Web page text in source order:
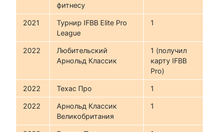
фитнесу
2021
Турнир IFBB Elite Pro
League
1
2022
Любительский
Арнольд Классик
1 (получил
карту IFBB
Pro)
2022 Техас Про 1
2022
Арнольд Классик
Великобритания
1